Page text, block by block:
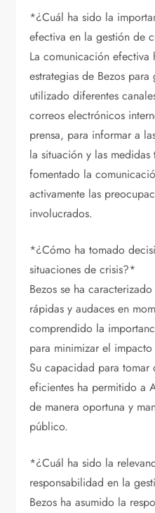
*¿Cuál ha sido la
efectiva en la gestión de
La comunicación efectiva
estrategias de Bezos
utilizado diferentes
correos electrónicos
prensa, para informar a
la situación y las medidas
fomentado la
activamente las
involucrados.
*¿Cómo ha tomado
situaciones de crisis?*
Bezos se ha
rápidas y audaces en
comprendido la
para minimizar el
Su capacidad para tomar
eficientes ha permitido a
de manera oportuna y
público.
*¿Cuál ha sido la
responsabilidad en la
Bezos ha asumido la